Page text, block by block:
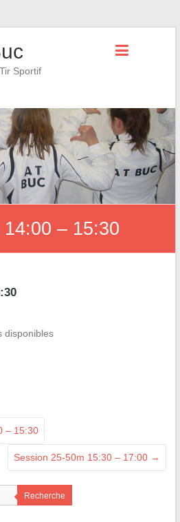
Sportif
– 15:30
disponibles
– 15:30
Session 25-50m 15:30 – 17:00 →
Recherche